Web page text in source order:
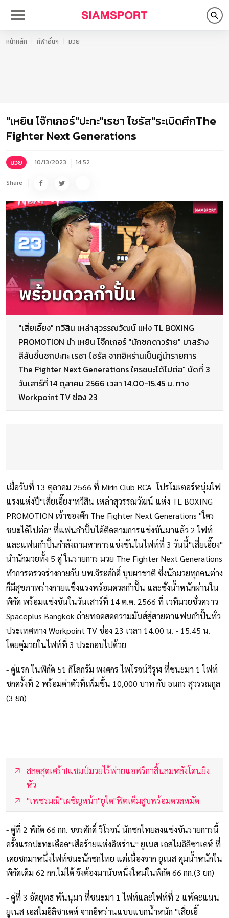
หน้าหลัก กีฬาอื่นๆ มวย
"เหยิน โจ๊กเกอร์"ปะทะ"เรซา ไซรัส"ระเบิดศึกThe
Fighter Next Generations
มวย 10/13/2023 14:52
Share
"เสี่ยเอี๊ยง" ทวีสิน เหล่าสุวรรณวัฒน์ แห่ง TL BOXING
PROMOTION นำ เหยิน โจ๊กเกอร์ "นักชกดาวร้าย" มาสร้าง
สีสันขึ้นชกปะทะ เรซา ไซรัส จากอิหร่านเป็นคู่นำรายการ
The Fighter Next Generations ใครชนะได้ไปต่อ" นัดที่ 3
วันเสาร์ที่ 14 ตุลาคม 2566 เวลา 14.00-15.45 น. ทาง
Workpoint TV ช่อง 23
เมื่อวันที่ 13 ตุลาคม 2566 ที่ Mirin Club RCA โปรโมเตอร์หนุ่มไฟ
แรงแห่งปี"เสี่ยเอี๊ยง"ทวีสิน เหล่าสุวรรณวัฒน์ แห่ง TL BOXING
PROMOTION เจ้าของศึก The Fighter Next Generations "ใคร
ชนะได้ไปต่อ" ที่แฟนกำปั้นได้ติดตามการแข่งขันมาแล้ว 2 ไฟท์
และแฟนกำปั้นกำลังถามหาการแข่งขันในไฟท์ที่ 3 วันนี้"เสี่ยเอี๊ยง"
นำนักมวยทั้ง 5 คู่ ในรายการ มวย The Fighter Next Generations
ทำการตรวจร่างกายกับ นพ.จิระศักดิ์ บุบผาชาติ ซึ่งนักมวยทุกคนต่าง
ก็มีสุขภาพร่างกายแข็งแรงพร้อมดวลกำปั้น และชั่งน้ำหนักผ่านใน
พิกัด พร้อมแข่งขันในวันเสาร์ที่ 14 ต.ค. 2566 ที่ เวทีมวยชั่วคราว
Spaceplus Bangkok ถ่ายทอดสดความมันส์สู่สายตาแฟนกำปั้นทั่ว
ประเทศทาง Workpoint TV ช่อง 23 เวลา 14.00 น. - 15.45 น.
โดยคู่มวยในไฟท์ที่ 3 ประกอบไปด้วย
- คู่แรก ในพิกัด 51 กิโลกรัม พงศกร ไพโรจน์วิรุฬ ที่ชนะมา 1 ไฟท์
ชกครั้งที่ 2 พร้อมค่าตัวที่เพิ่มขึ้น 10,000 บาท กับ ธนกร สุวรรณกูล
(3 ยก)
สลดสุดเศร้า!แชมป์มวยไร้พ่ายแอฟริกาสิ้นลมหลังโดนยิง
หัว
"เพชรมณี"เผชิญหน้า"ยูได"ฟิตเต็มสูบพร้อมดวลหมัด
- คู่ที่ 2 พิกัด 66 กก. ขจรศักดิ์ วิโรจน์ นักชกไทยลงแข่งขันรายการนี้
ครั้งแรกปะทะเดือด"เสือร้ายแห่งอิหร่าน" ยูเนส เอสไมอิลิซาเดห์ ที่
เคยชกมาหนึ่งไฟท์ชนะนักชกไทย แต่เนื่องจาก ยูเนส คุมน้ำหนักใน
พิกัดเดิม 62 กก.ไม่ได้ จึงต้องมานับหนึ่งใหม่ในพิกัด 66 กก.(3 ยก)
- คู่ที่ 3 อัศยุทธ พันนุมา ที่ชนะมา 1 ไฟท์และไฟท์ที่ 2 แพ้คะแนน
ยูเนส เอสไมอิลิซาเดห์ จากอิหร่านแบบแบกน้ำหนัก "เสี่ยเอี๊